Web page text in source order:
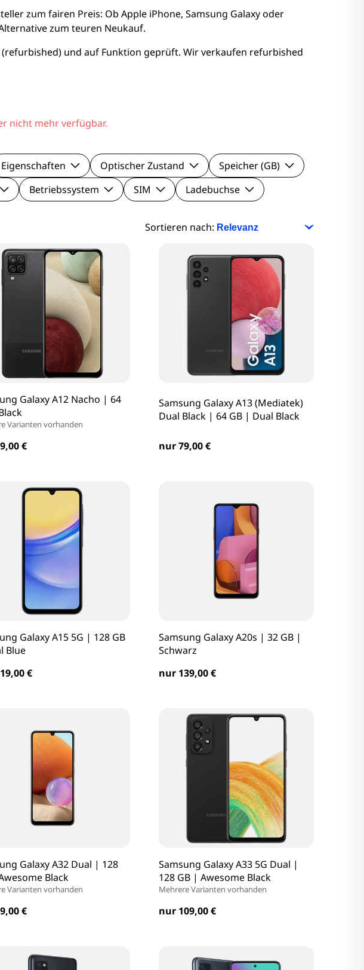
Viewsonic Monitore
zum fairen Preis: Ob Apple iPhone, Samsung Galaxy oder
zum teuren Neukauf.
und auf Funktion geprüft. Wir verkaufen refurbished
nicht mehr verfügbar.
Eigenschaften Optischer Zustand
Speicher (GB)
Betriebssystem SIM Ladebuchse
Sortieren nach:
Galaxy A12 Nacho | 64
Varianten vorhanden
€
Samsung Galaxy A13 (Mediatek)
Dual Black | 64 GB | Dual Black
nur 79,00 €
Galaxy A15 5G | 128 GB
Blue
€
Samsung Galaxy A20s | 32 GB |
Schwarz
nur 139,00 €
Galaxy A32 Dual | 128
Black
Varianten vorhanden
€
Samsung Galaxy A33 5G Dual |
128 GB | Awesome Black
Mehrere Varianten vorhanden
nur 109,00 €